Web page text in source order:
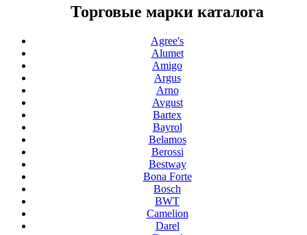
Торговые марки каталога
Agree's
Alumet
Amigo
Argus
Arno
Avgust
Bartex
Bayrol
Belamos
Berossi
Bestway
Bona Forte
Bosch
BWT
Camelion
Darel